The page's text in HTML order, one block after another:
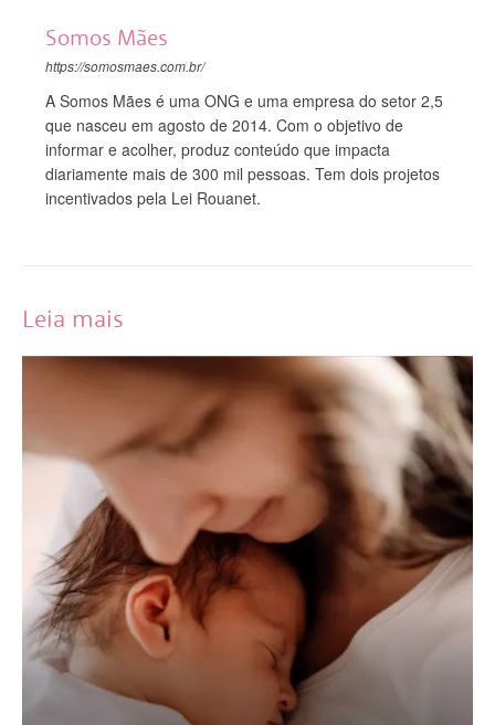
Somos Mães
https://somosmaes.com.br/
A Somos Mães é uma ONG e uma empresa do setor 2,5
que nasceu em agosto de 2014. Com o objetivo de
informar e acolher, produz conteúdo que impacta
diariamente mais de 300 mil pessoas. Tem dois projetos
incentivados pela Lei Rouanet.
Leia mais